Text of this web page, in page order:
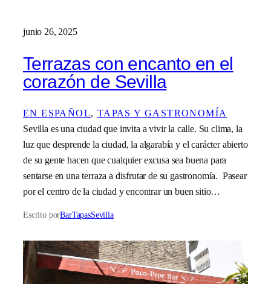
junio 26, 2025
Terrazas con encanto en el
corazón de Sevilla
EN ESPAÑOL, TAPAS Y GASTRONOMÍA
Sevilla es una ciudad que invita a vivir la calle. Su clima, la
luz que desprende la ciudad, la algarabía y el carácter abierto
de su gente hacen que cualquier excusa sea buena para
sentarse en una terraza a disfrutar de su gastronomía. Pasear
por el centro de la ciudad y encontrar un buen sitio…
Escrito porBarTapasSevilla